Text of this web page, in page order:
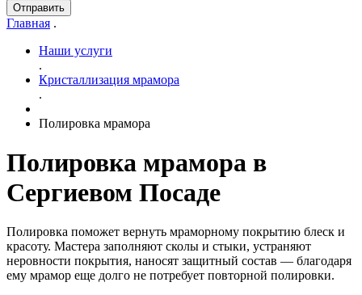
Отправить
Главная .
Наши услуги
.
Кристаллизация мрамора
.
Полировка мрамора
Полировка мрамора в
Сергиевом Посаде
Полировка поможет вернуть мраморному покрытию блеск и
красоту. Мастера заполняют сколы и стыки, устраняют
неровности покрытия, наносят защитный состав — благодаря
ему мрамор еще долго не потребует повторной полировки.